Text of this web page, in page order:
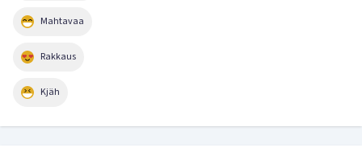
Mahtavaa
Rakkaus
Kjäh